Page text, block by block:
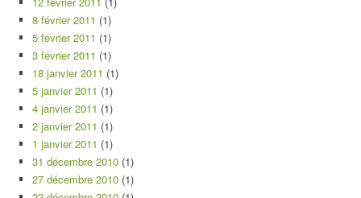
8 février 2011 (1)
5 février 2011 (1)
3 février 2011 (1)
18 janvier 2011 (1)
5 janvier 2011 (1)
4 janvier 2011 (1)
2 janvier 2011 (1)
1 janvier 2011 (1)
31 décembre 2010 (1)
27 décembre 2010 (1)